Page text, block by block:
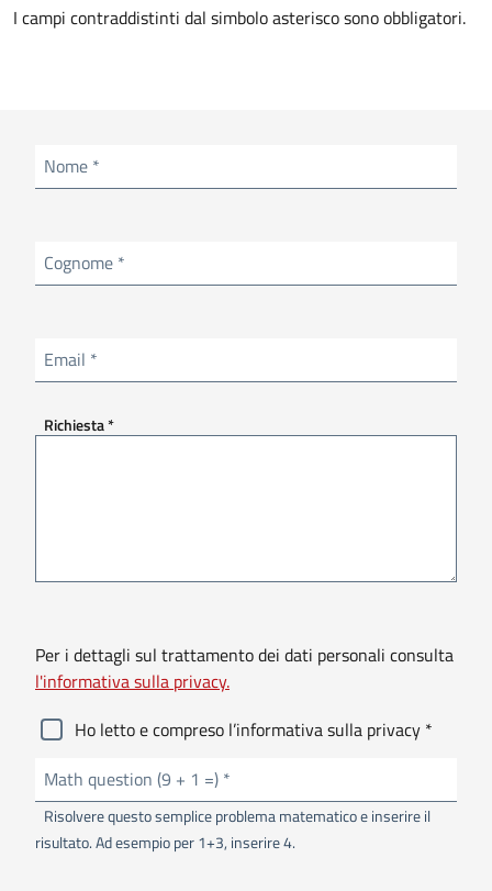
I campi contraddistinti dal simbolo asterisco sono obbligatori.
Nome *
Cognome *
Email *
Richiesta*Obbligatorio
Per i dettagli sul trattamento dei dati personali consulta
l'informativa sulla privacy.
Ho letto e compreso l’informativa sulla privacy *
Math question (9 + 1 =) *
Risolvere questo semplice problema matematico e inserire il
risultato. Ad esempio per 1+3, inserire 4.